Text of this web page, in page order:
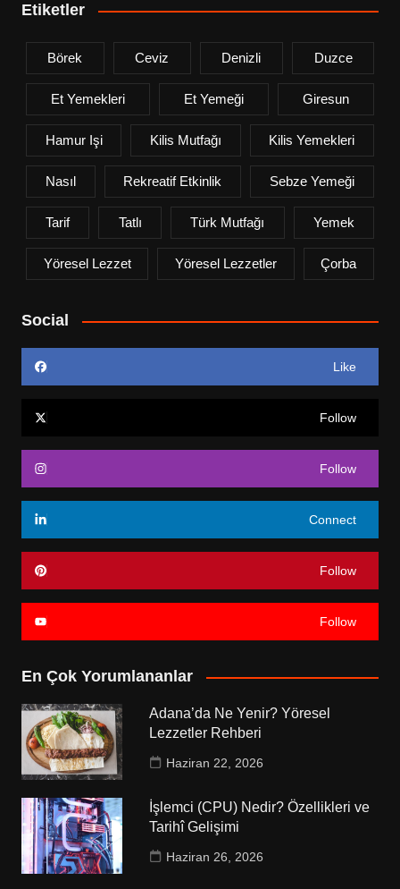
Etiketler
Börek Ceviz Denizli Duzce
Et Yemekleri Et Yemeği Giresun
Hamur Işi Kilis Mutfağı Kilis Yemekleri
Nasıl Rekreatif Etkinlik Sebze Yemeği
Tarif Tatlı Türk Mutfağı Yemek
Yöresel Lezzet Yöresel Lezzetler Çorba
Social
Like
Follow
Follow
Connect
Follow
Follow
En Çok Yorumlananlar
Adana’da Ne Yenir? Yöresel
Lezzetler Rehberi
Haziran 22, 2026
İşlemci (CPU) Nedir? Özellikleri ve
Tarihî Gelişimi
Haziran 26, 2026